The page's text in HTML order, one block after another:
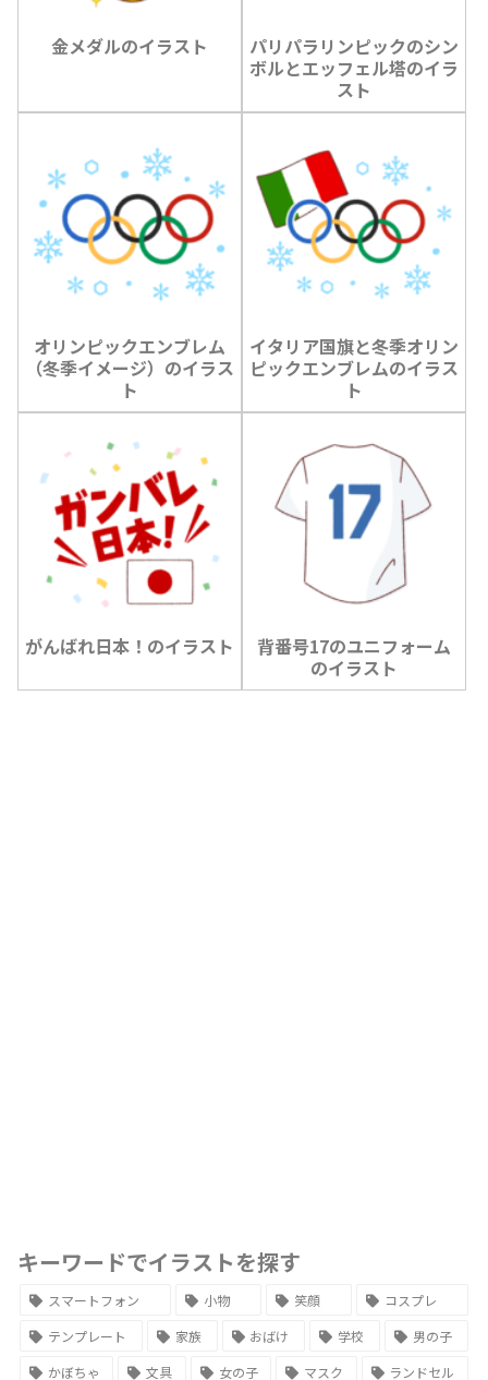
金メダルのイラスト
パリパラリンピックのシン
ボルとエッフェル塔のイラ
スト
オリンピックエンブレム
（冬季イメージ）のイラス
ト
イタリア国旗と冬季オリン
ピックエンブレムのイラス
ト
がんばれ日本！のイラスト
背番号17のユニフォーム
のイラスト
キーワードでイラストを探す
スマートフォン 小物 笑顔
コスプレ
テンプレート
家族 おばけ 学校
男の子
かぼちゃ
文具 女の子 マスク ランドセル